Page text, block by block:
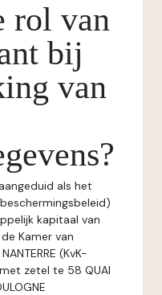
rol van
bij
van
als het
kapitaal van
Kamer van
(KvK-
zetel te 58 QUAI